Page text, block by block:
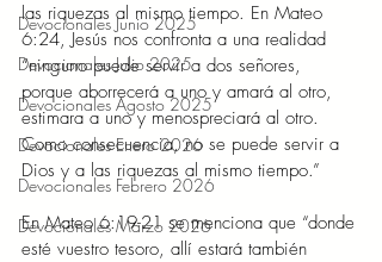
Devocionales Junio 2025
Devocionales Julio 2025
Devocionales Agosto 2025
Devocionales Enero 2026
Devocionales Febrero 2026
Devocionales Marzo 2026
las riquezas al mismo tiempo. En Mateo
6:24, Jesús nos confronta a una realidad
“ninguno puede servir a dos señores,
porque aborrecerá a uno y amará al otro,
estimara a uno y menospreciará al otro.
Como consecuencia, no se puede servir a
Dios y a las riquezas al mismo tiempo.”
En Mateo 6:19-21 se menciona que “donde
esté vuestro tesoro, allí estará también